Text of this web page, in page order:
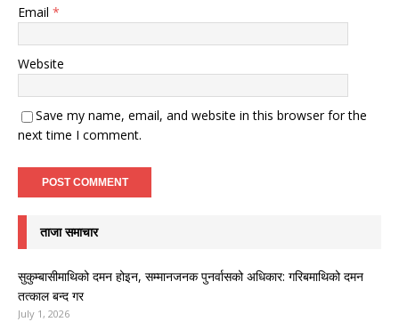
Email *
Website
Save my name, email, and website in this browser for the
next time I comment.
ताजा समाचार
सुकुम्बासीमाथिको दमन होइन, सम्मानजनक पुनर्वासको अधिकार: गरिबमाथिको दमन
तत्काल बन्द गर
July 1, 2026